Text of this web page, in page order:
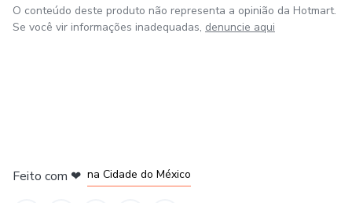
O conteúdo deste produto não representa a opinião da Hotmart.
Se você vir informações inadequadas, denuncie aqui
Feito com ❤ na Cidade do México